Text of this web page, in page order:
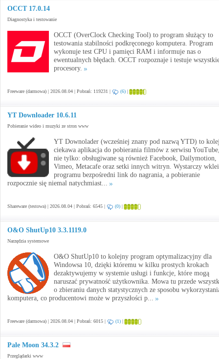
OCCT 17.0.14
Diagnostyka i testowanie
OCCT (OverClock Checking Tool) to program służący to
testowania stabilności podkręconego komputera. Program
wykonuje test CPU i pamięci RAM i informuje nas o
ewentualnych błędach. OCCT rozpoznaje i testuje
procesory.
Freeware (darmowa) | 2026.08.04 | Pobrań: 119231 | (6) |
YT Downloader 10.6.11
Pobieranie wideo i muzyki ze stron www
YT Downolader (wcześniej znany pod nazwą YTD) to
ciekawa aplikacja do pobierania filmów z serwisu
nie tylko: obsługiwane są również Facebook, Dailymotion,
Vimeo, Metacafe oraz setki innych witryn. Wystarczy
programu bezpośredni link do nagrania, a pobieranie
rozpocznie się niemal natychmiast...
Shareware (testowa) | 2026.08.04 | Pobrań: 6545 | (0) |
O&O ShutUp10 3.3.1119.0
Narzędzia systemowe
O&O ShutUp10 to kolejny program optymalizacyjny dla
Windowsa 10, dzięki któremu w kilku prostych krokach
dezaktywujemy w systemie usługi i funkcje, które mogą
naruszać prywatność użytkownika. Mowa tu przede
o zbieraniu danych statystycznych ze sposobu
komputera, co producentowi może w przyszłości p...
Freeware (darmowa) | 2026.08.04 | Pobrań: 6015 | (1) |
Pale Moon 34.3.2
Przeglądarki www